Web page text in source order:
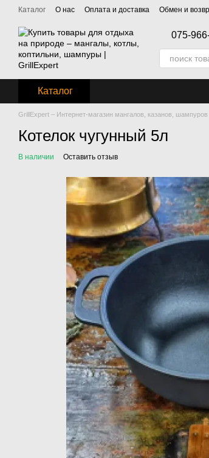
Перейти к основному контенту
Каталог О нас Оплата и доставка Обмен и
075-
Каталог
GrillExpert – Интернет-магазин мангалов, казанов, шампуров
Котелок чугунный 5л
В наличии Оставить отзыв